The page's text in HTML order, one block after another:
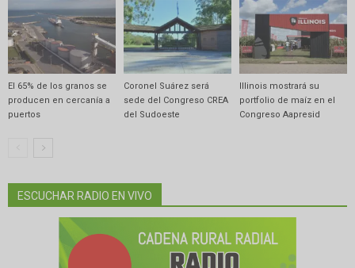
El 65% de los granos se
producen en cercanía a
puertos
Coronel Suárez será
sede del Congreso CREA
del Sudoeste
Illinois mostrará su
portfolio de maíz en el
Congreso Aapresid
ESCUCHAR RADIO EN VIVO